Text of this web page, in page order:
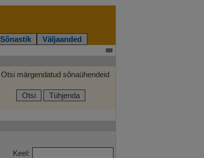
Sõnastik Väljaanded
Otsi märgendatud sõnaühendeid
Otsi Tühjenda
Keel: